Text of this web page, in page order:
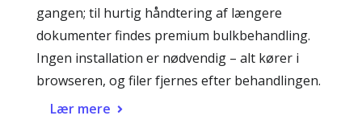
gangen; til hurtig håndtering af længere
dokumenter findes premium bulkbehandling.
Ingen installation er nødvendig – alt kører i
browseren, og filer fjernes efter behandlingen.
Lær mere